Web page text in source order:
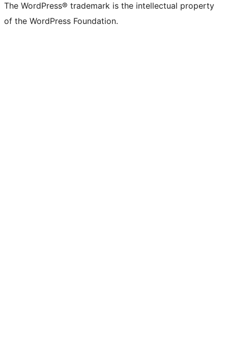
The WordPress® trademark is the intellectual property
of the WordPress Foundation.